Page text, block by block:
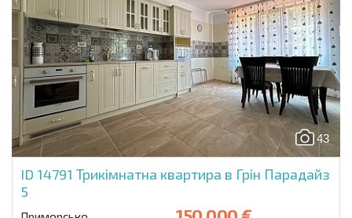
43
ID 14791 Трикімнатна квартира в Грін Парадайз
5